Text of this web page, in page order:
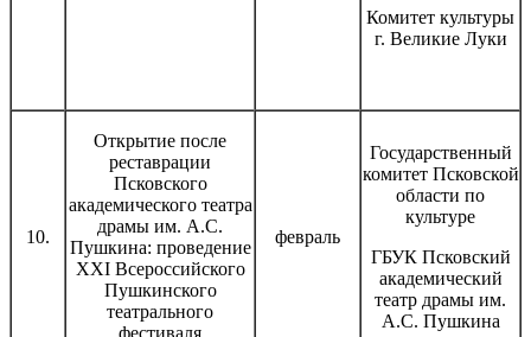
Комитет культуры
г. Великие Луки
10.
Открытие после
реставрации
Псковского
академического театра
драмы им. А.С.
Пушкина: проведение
XXI Всероссийского
Пушкинского
театрального
фестиваля
февраль
Государственный
комитет Псковской
области по
культуре
ГБУК Псковский
академический
театр драмы им.
А.С. Пушкина